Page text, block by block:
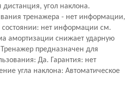
угол наклона.
тренажера - нет информации,
нет информации см.
амортизации снижает ударную
Тренажер предназначен для
Да. Гарантия: нет
угла наклона: Автоматическое